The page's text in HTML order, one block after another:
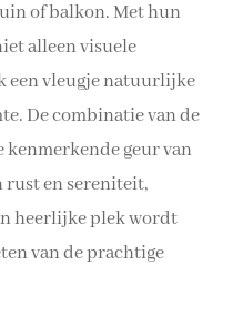
of balkon. Met hun
alleen visuele
een vleugje natuurlijke
De combinatie van de
kenmerkende geur van
rust en sereniteit,
heerlijke plek wordt
van de prachtige